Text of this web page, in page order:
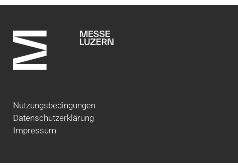
Nutzungsbedingungen
Datenschutzerklärung
Impressum